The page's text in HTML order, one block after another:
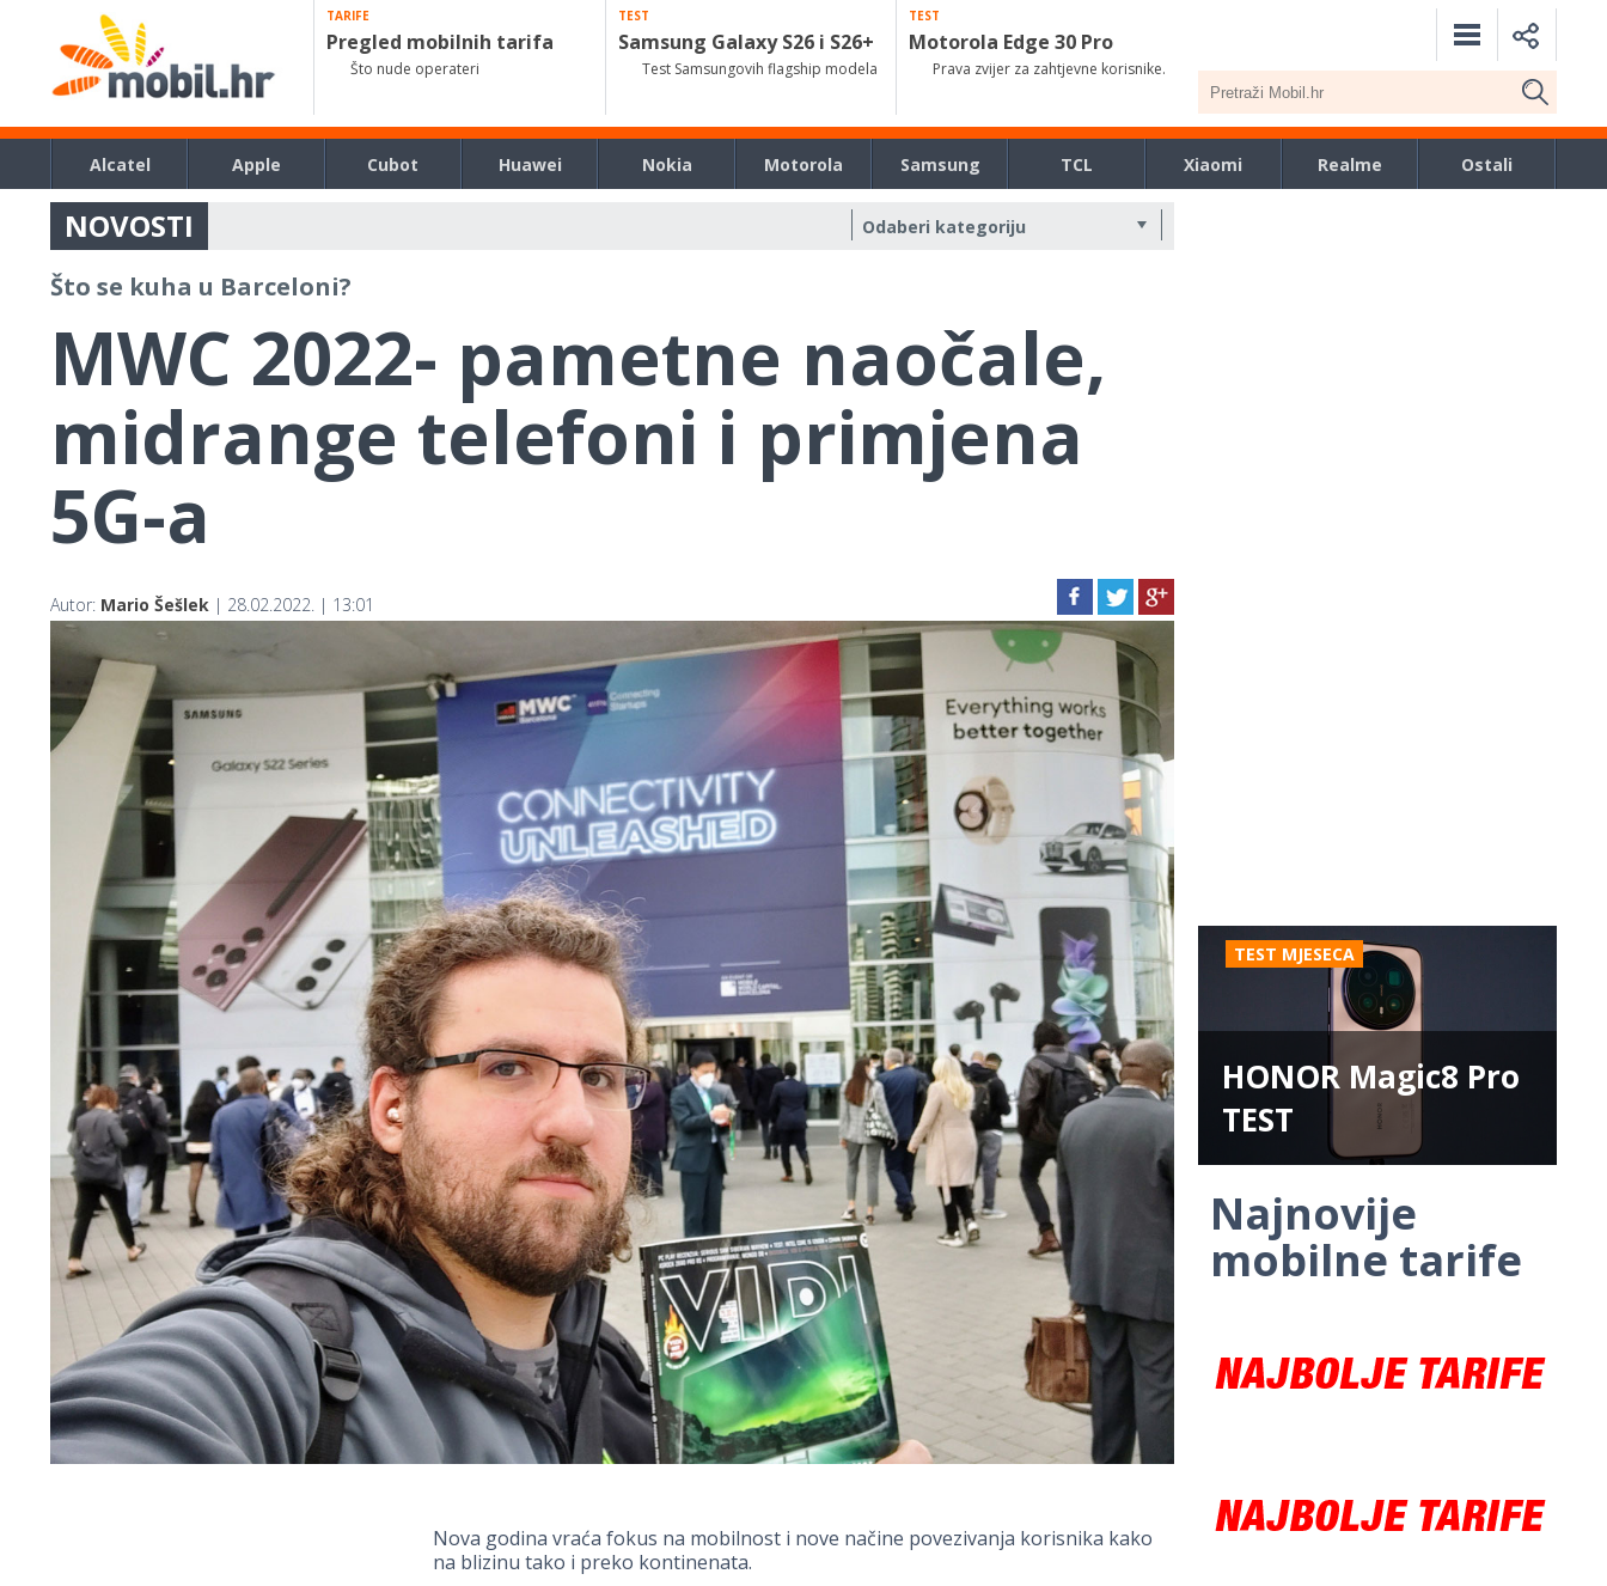
TARIFE
Pregled mobilnih tarifa
Što nude operateri
TEST
Samsung Galaxy S26 i S26+
Test Samsungovih flagship modela
TEST
Motorola Edge 30 Pro
Prava zvijer za zahtjevne korisnike.
Alcatel Apple Cubot Huawei Nokia Motorola Samsung TCL Xiaomi Realme Ostali
NOVOSTI
Što se kuha u Barceloni?
MWC 2022- pametne naočale,
midrange telefoni i primjena
5G-a
Autor: Mario Šešlek | 28.02.2022. | 13:01
Nova godina vraća fokus na mobilnost i nove načine povezivanja korisnika kako
na blizinu tako i preko kontinenata.
TEST MJESECA
HONOR Magic8 Pro
TEST
Najnovije
mobilne tarife